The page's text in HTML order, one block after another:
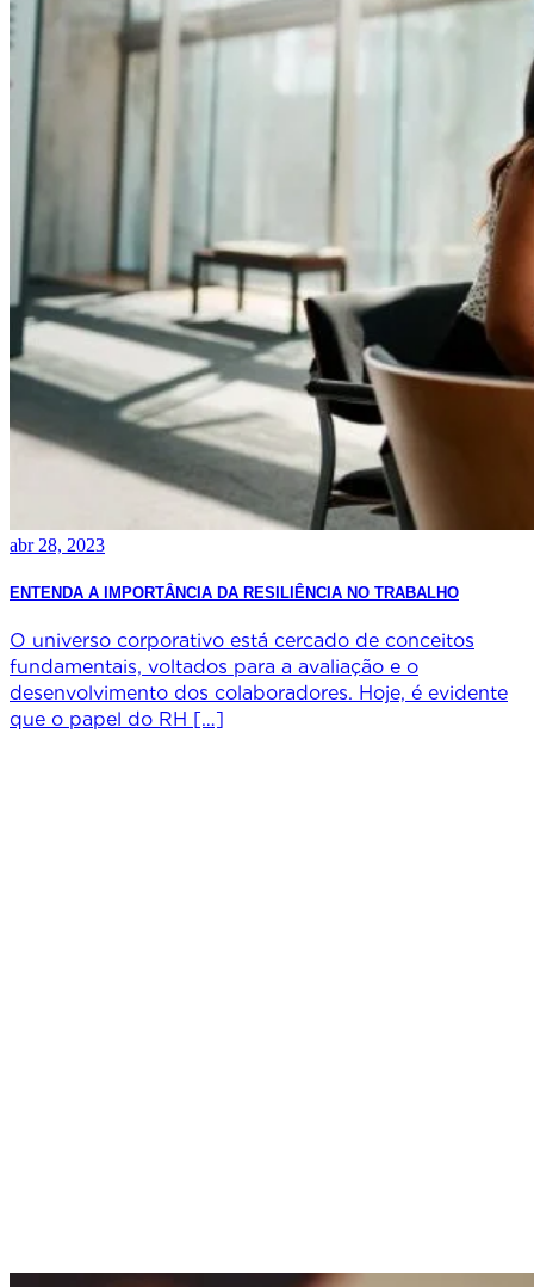
abr 28, 2023
ENTENDA A IMPORTÂNCIA DA RESILIÊNCIA NO TRABALHO
O universo corporativo está cercado de conceitos
fundamentais, voltados para a avaliação e o
desenvolvimento dos colaboradores. Hoje, é evidente
que o papel do RH […]